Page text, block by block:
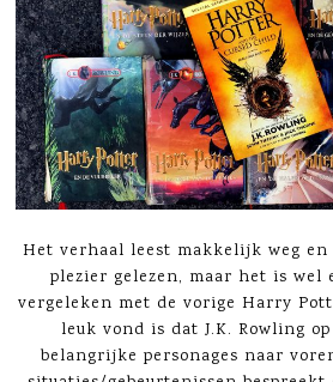
Het verhaal leest makkelijk weg
plezier gelezen, maar het is wel
vergeleken met de vorige Harry
leuk vond is dat J.K. Rowling
belangrijke personages naar